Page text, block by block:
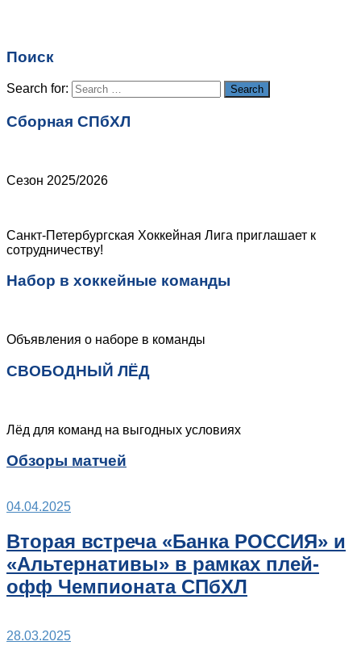
Поиск
Search for: Search
Сборная СПбХЛ
Сезон 2025/2026
Санкт-Петербургская Хоккейная Лига приглашает к
сотрудничеству!
Набор в хоккейные команды
Объявления о наборе в команды
СВОБОДНЫЙ ЛЁД
Лёд для команд на выгодных условиях
Обзоры матчей
04.04.2025
Вторая встреча «Банка РОССИЯ» и
«Альтернативы» в рамках плей-
офф Чемпионата СПбХЛ
28.03.2025